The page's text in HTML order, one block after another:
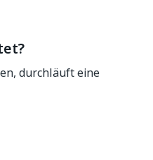
durchläuft eine